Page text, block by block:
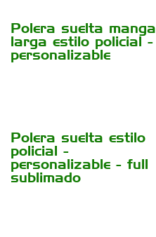
Polera suelta manga
larga estilo policial -
personalizable
Polera suelta estilo
policial -
personalizable - full
sublimado